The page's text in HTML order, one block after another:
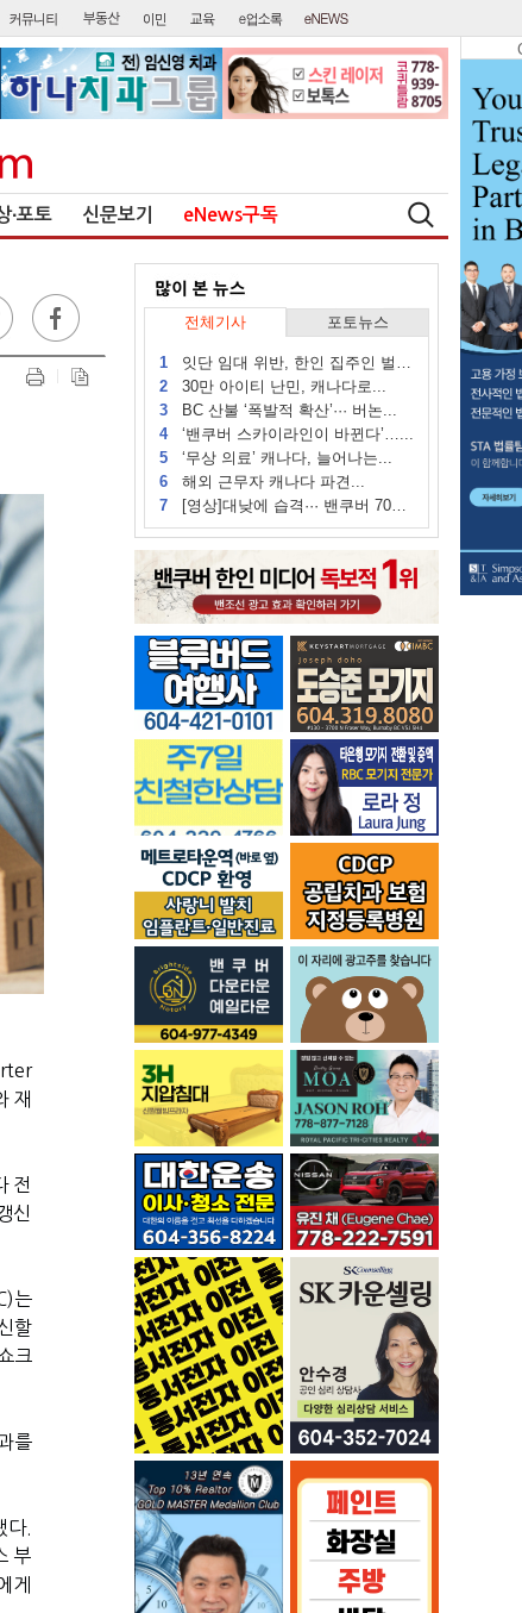
∙포토 신문보기 eNews구독
재
전
신
는
할
크
를
다.
부
게
전체기사 포토뉴스
1잇단 임대 위반, 한인 집주인 벌금...
230만 아이티 난민, 캐나다로...
3BC 산불 ‘폭발적 확산’··· 버논...
4‘밴쿠버 스카이라인이 바뀐다’…...
5‘무상 의료’ 캐나다, 늘어나는...
6해외 근무자 캐나다 파견...
7[영상]대낮에 습격··· 밴쿠버 70대...